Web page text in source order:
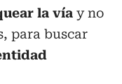
la vía y no
para buscar